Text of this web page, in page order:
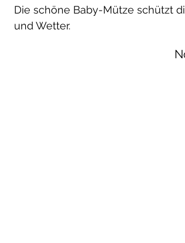
Die schöne Baby-Mütze schützt
und Wetter.